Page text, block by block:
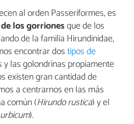
al orden Passeriformes, es
los gorrionesque de los
de la familia Hirundinidae,
encontrar dostipos de
y las golondrinas propiamente
existen gran cantidad de
a centrarnos en las más
común (Hirundorustica) y el
).